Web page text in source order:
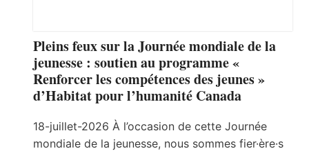
Pleins feux sur la Journée mondiale de la
jeunesse : soutien au programme «
Renforcer les compétences des jeunes »
d’Habitat pour l’humanité Canada
18-juillet-2026 À l’occasion de cette Journée
mondiale de la jeunesse, nous sommes fier·ère·s